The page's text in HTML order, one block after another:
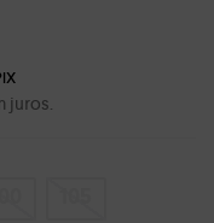
juros.